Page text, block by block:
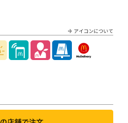
アイコンについて